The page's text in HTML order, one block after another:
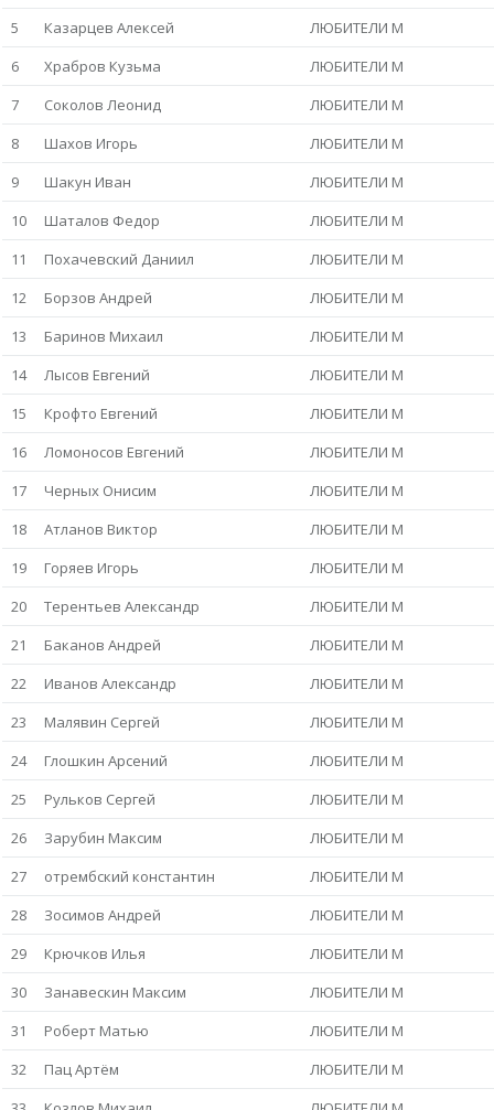
5
Казарцев Алексей
ЛЮБИТЕЛИ М
6
Храбров Кузьма
ЛЮБИТЕЛИ М
7
Соколов Леонид
ЛЮБИТЕЛИ М
8
Шахов Игорь
ЛЮБИТЕЛИ М
9
Шакун Иван
ЛЮБИТЕЛИ М
10
Шаталов Федор
ЛЮБИТЕЛИ М
11
Похачевский Даниил
ЛЮБИТЕЛИ М
12
Борзов Андрей
ЛЮБИТЕЛИ М
13
Баринов Михаил
ЛЮБИТЕЛИ М
14
Лысов Евгений
ЛЮБИТЕЛИ М
15
Крофто Евгений
ЛЮБИТЕЛИ М
16
Ломоносов Евгений
ЛЮБИТЕЛИ М
17
Черных Онисим
ЛЮБИТЕЛИ М
18
Атланов Виктор
ЛЮБИТЕЛИ М
19
Горяев Игорь
ЛЮБИТЕЛИ М
20
Терентьев Александр
ЛЮБИТЕЛИ М
21
Баканов Андрей
ЛЮБИТЕЛИ М
22
Иванов Александр
ЛЮБИТЕЛИ М
23
Малявин Сергей
ЛЮБИТЕЛИ М
24
Глошкин Арсений
ЛЮБИТЕЛИ М
25
Рульков Сергей
ЛЮБИТЕЛИ М
26
Зарубин Максим
ЛЮБИТЕЛИ М
27
отрембский константин
ЛЮБИТЕЛИ М
28
Зосимов Андрей
ЛЮБИТЕЛИ М
29
Крючков Илья
ЛЮБИТЕЛИ М
30
Занавескин Максим
ЛЮБИТЕЛИ М
31
Роберт Матью
ЛЮБИТЕЛИ М
32
Пац Артём
ЛЮБИТЕЛИ М